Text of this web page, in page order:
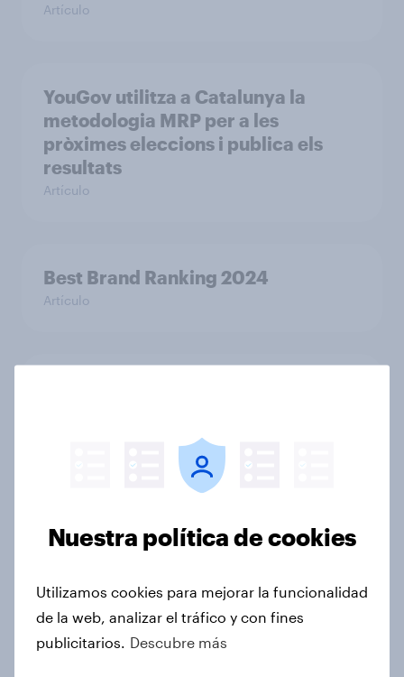
Artículo
YouGov utilitza a Catalunya la
metodologia MRP per a les
pròximes eleccions i publica els
resultats
Artículo
Best Brand Ranking 2024
Artículo
Occidental y Estados Unidos
Eurotrack: mala gestion
Artículo
Nuestra política de cookies
Utilizamos cookies para mejorar la funcionalidad
de la web, analizar el tráfico y con fines
publicitarios.
Descubre más